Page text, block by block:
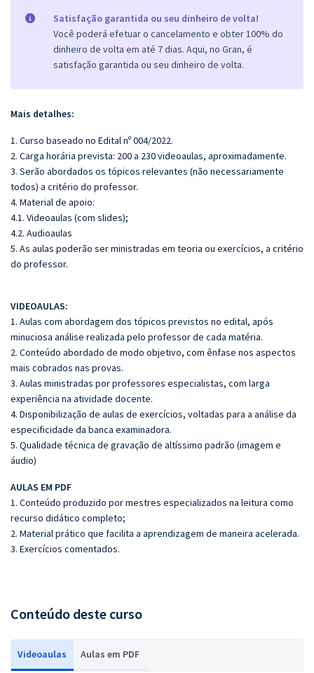
Satisfação garantida ou seu dinheiro de volta!
Você poderá efetuar o cancelamento e obter 100% do
dinheiro de volta em até 7 dias. Aqui, no Gran, é
satisfação garantida ou seu dinheiro de volta.
Mais detalhes:
1. Curso baseado no Edital nº 004/2022.
2. Carga horária prevista: 200 a 230 videoaulas, aproximadamente.
3. Serão abordados os tópicos relevantes (não necessariamente
todos) a critério do professor.
4. Material de apoio:
4.1. Videoaulas (com slides);
4.2. Audioaulas
5. As aulas poderão ser ministradas em teoria ou exercícios, a critério
do professor.
VIDEOAULAS:
1. Aulas com abordagem dos tópicos previstos no edital, após
minuciosa análise realizada pelo professor de cada matéria.
2. Conteúdo abordado de modo objetivo, com ênfase nos aspectos
mais cobrados nas provas.
3. Aulas ministradas por professores especialistas, com larga
experiência na atividade docente.
4. Disponibilização de aulas de exercícios, voltadas para a análise da
especificidade da banca examinadora.
5. Qualidade técnica de gravação de altíssimo padrão (imagem e
áudio)
AULAS EM PDF
1. Conteúdo produzido por mestres especializados na leitura como
recurso didático completo;
2. Material prático que facilita a aprendizagem de maneira acelerada.
3. Exercícios comentados.
Conteúdo deste curso
Videoaulas Aulas em PDF